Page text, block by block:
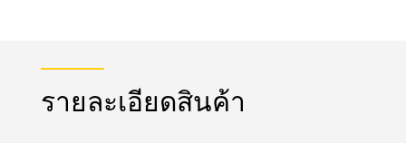
รายละเอียดสินค้า